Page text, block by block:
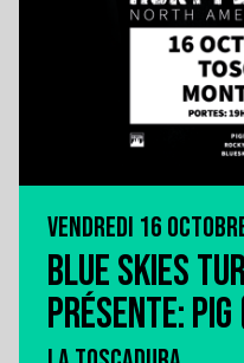
VENDREDI 16
BLUE SKIES
PRÉSENTE: